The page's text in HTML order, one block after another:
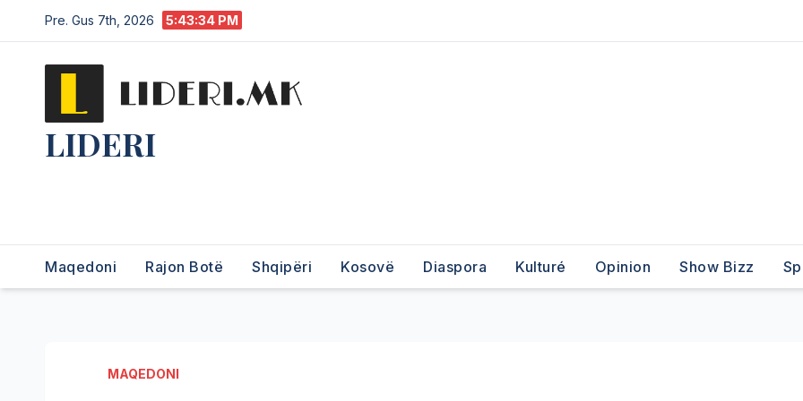
Pre. Gus 7th, 2026 5:43:36 PM
LIDERI
Maqedoni Rajon Botë Shqipëri Kosovë Diaspora Kulturé Opinion Show Bizz
MAQEDONI